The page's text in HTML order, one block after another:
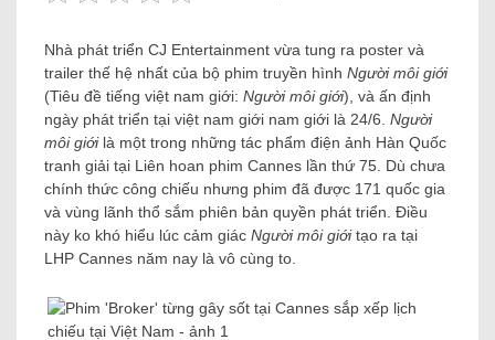
Nhà phát triển CJ Entertainment vừa tung ra poster và
trailer thế hệ nhất của bộ phim truyền hình Người môi giới
(Tiêu đề tiếng việt nam giới: Người môi giới), và ấn định
ngày phát triển tại việt nam giới nam giới là 24/6. Người
môi giớilà một trong những tác phẩm điện ảnh Hàn Quốc
tranh giải tại Liên hoan phim Cannes lần thứ 75. Dù chưa
chính thức công chiếu nhưng phim đã được 171 quốc gia
và vùng lãnh thổ sắm phiên bản quyền phát triển. Điều
này ko khó hiểu lúc cảm giác Người môi giớitạo ra tại
LHP Cannes năm nay là vô cùng to.